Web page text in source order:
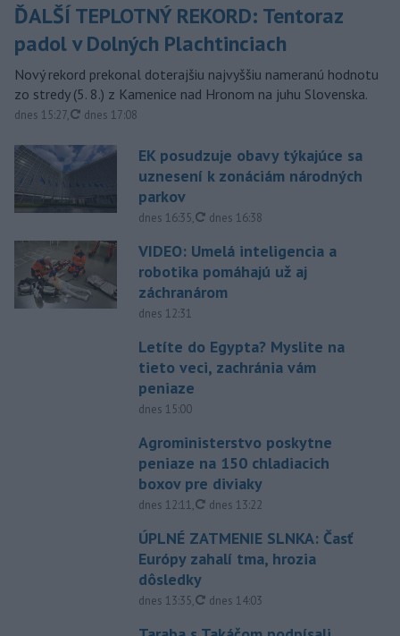
ĎALŠÍ TEPLOTNÝ REKORD: Tentoraz
padol v Dolných Plachtinciach
Nový rekord prekonal doterajšiu najvyššiu nameranú hodnotu
zo stredy (5. 8.) z Kamenice nad Hronom na juhu Slovenska.
dnes 15:27, aktualizované
dnes 17:08
EK posudzuje obavy týkajúce sa
uznesení k zonáciám národných
parkov
dnes 16:35, aktualizované
dnes 16:38
VIDEO: Umelá inteligencia a
robotika pomáhajú už aj
záchranárom
dnes 12:31
Letíte do Egypta? Myslite na
tieto veci, zachránia vám
peniaze
dnes 15:00
Agroministerstvo poskytne
peniaze na 150 chladiacich
boxov pre diviaky
dnes 12:11, aktualizované
dnes 13:22
ÚPLNÉ ZATMENIE SLNKA: Časť
Európy zahalí tma, hrozia
dôsledky
dnes 13:35, aktualizované
dnes 14:03